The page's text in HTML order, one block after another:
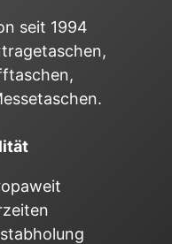
seit 1994